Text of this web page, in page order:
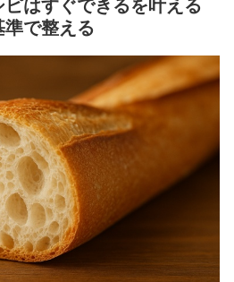
はすぐできるを叶える
準で整える